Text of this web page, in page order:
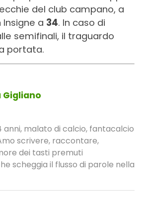
del club campano, a
a 34. In caso di
semifinali, il traguardo
portata.
anni, malato di calcio, fantacalcio
scrivere, raccontare,
dei tasti premuti
scheggia il flusso di parole nella